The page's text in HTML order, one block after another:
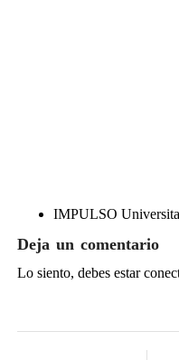
IMPULSO
Deja un comentario
Lo siento, debes estar